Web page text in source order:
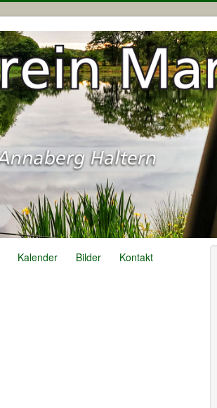
Kalender Bilder
Kontakt